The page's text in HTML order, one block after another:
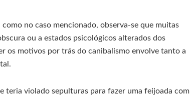
no caso mencionado, observa-se que muitas
ou a estados psicológicos alterados dos
os motivos por trás do canibalismo envolve tanto a
teria violado sepulturas para fazer uma feijoada com